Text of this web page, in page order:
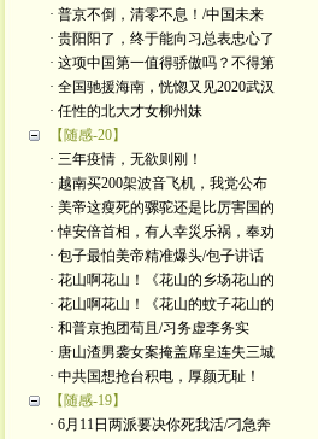
· 普京不倒，清零不息！/中国未来
· 贵阳阳了，终于能向习总表忠心了
· 这项中国第一值得骄傲吗？不得第
· 全国驰援海南，恍惚又见2020武汉
· 任性的北大才女柳州妹
【随感-20】
· 三年疫情，无欲则刚！
· 越南买200架波音飞机，我党公布
· 美帝这瘦死的骡驼还是比厉害国的
· 悼安倍首相，有人幸災乐祸，奉劝
· 包子最怕美帝精准爆头/包子讲话
· 花山啊花山！《花山的乡场花山的
· 花山啊花山！《花山的蚊子花山的
· 和普京抱团苟且/习务虚李务实
· 唐山渣男袭女案掩盖席皇连失三城
· 中共国想抢台积电，厚颜无耻！
【随感-19】
· 6月11日两派要决你死我活/刁急奔